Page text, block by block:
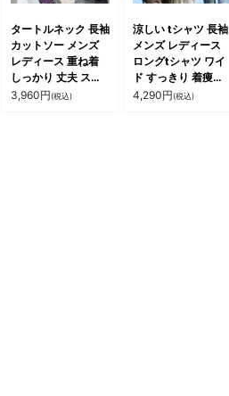
タートルネック 長袖
カットソー メンズ
レディース 重ね着
しっかり 丈夫 スト
レッチ 柔らかい 綿
3,960円(税込)
涼しい tシャツ 長袖
メンズ レディース
ロングtシャツ ワイ
ド すっきり 着痩せ
接触冷感 コットン
4,290円(税込)